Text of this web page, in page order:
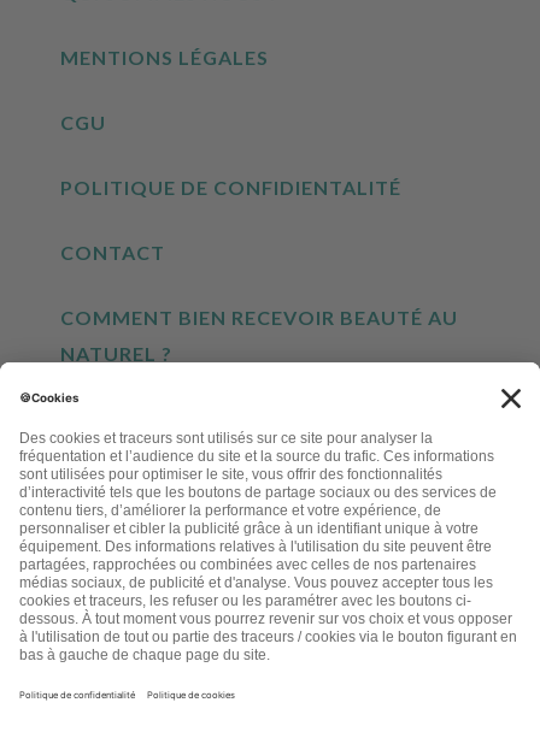
MENTIONS LÉGALES
CGU
POLITIQUE DE CONFIDIENTALITÉ
CONTACT
COMMENT BIEN RECEVOIR BEAUTÉ AU
NATUREL ?
INSCRIVEZ-VOUS À NOTRE NEWSLETTER
EN CLIQUANT CI-DESSUS, JE M'INSCRIS À LA LETTRE D'INFORMATIONS LETTRE
BEAUTÉ AU NATUREL